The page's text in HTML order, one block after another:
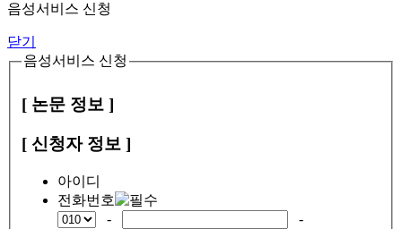
음성서비스 신청
닫기
음성서비스 신청
[ 논문 정보 ]
[ 신청자 정보 ]
아이디
전화번호
-
-